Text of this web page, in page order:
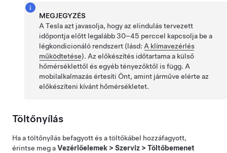
MEGJEGYZÉS
A Tesla azt javasolja, hogy az elindulás tervezett
időpontja előtt legalább 30–45 perccel kapcsolja be a
légkondicionáló rendszert (lásd: A klímavezérlés
működtetése). Az előkészítés időtartama a külső
hőmérséklettől és egyéb tényezőktől is függ. A
mobilalkalmazás értesíti Önt, amint járműve elérte az
előkészíteni kívánt hőmérsékletet.
Töltőnyílás
Ha a töltőnyílás befagyott és a töltőkábel hozzáfagyott,
érintse meg aVezérlőelemek > Szerviz > Töltőbemenet